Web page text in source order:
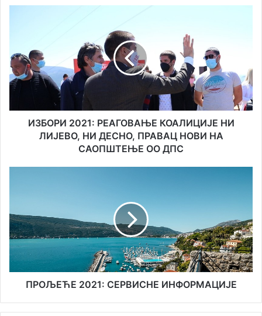
НИ
ЛИЈЕВО,
НИ
ПРАВАЦ
НОВИИЗБОРИ 2021: РЕАГОВАЊЕ КОАЛИЦИЈЕ НИ
ЛИЈЕВО, НИ ДЕСНО, ПРАВАЦ НОВИ НА
САОПШТЕЊЕ ОО ДПС
ПРОЉЕЋЕ 2021: СЕРВИСНЕ ИНФОРМАЦИЈЕ